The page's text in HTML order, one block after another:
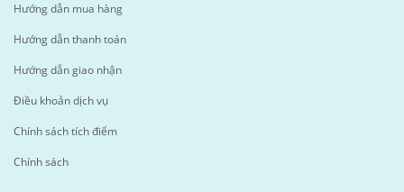
Hướng dẫn mua hàng
Hướng dẫn thanh toán
Hướng dẫn giao nhận
Điều khoản dịch vụ
Chính sách tích điểm
Chính sách